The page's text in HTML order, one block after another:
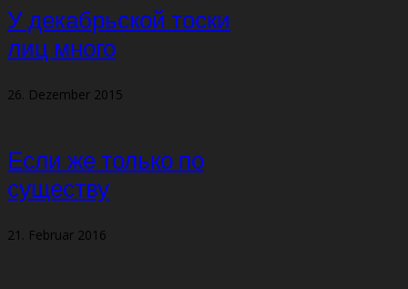
У декабрьской тоски
лиц много
26. Dezember 2015
Если же только по
существу
21. Februar 2016